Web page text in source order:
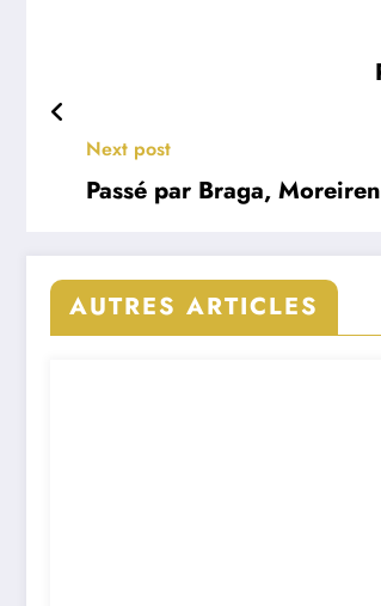
Next post
Passé par Braga,
AUTRES ARTICLES